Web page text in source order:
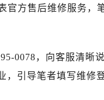
界贸易中心写字楼A
号绿地双子塔（中央
国际中心写字楼A塔7
世界贸易中心大厦南
润大厦写字楼17层
官方售后维修服务，
0078，向客服清晰
，引导笔者填写维修